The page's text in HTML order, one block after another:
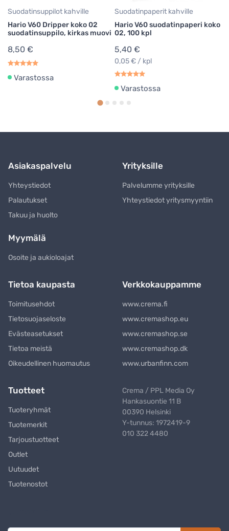
Suodatinsuppilot kahville
Hario V60 Dripper koko 02
suodatinsuppilo, kirkas muovi
8,50 €
Varastossa
Suodatinpaperit kahville
Hario V60 suodatinpaperi koko
02, 100 kpl
5,40 €
0,05 € / kpl
Varastossa
Asiakaspalvelu
Yhteystiedot
Palautukset
Takuu ja huolto
Yrityksille
Palvelumme yrityksille
Yhteystiedot yritysmyyntiin
Myymälä
Osoite ja aukioloajat
Tietoa kaupasta
Toimitusehdot
Tietosuojaseloste
Evästeasetukset
Tietoa meistä
Oikeudellinen huomautus
Verkkokauppamme
www.crema.fi
www.cremashop.eu
www.cremashop.se
www.cremashop.dk
www.urbanfinn.com
Tuotteet
Tuoteryhmät
Tuotemerkit
Tarjoustuotteet
Outlet
Uutuudet
Tuotenostot
Crema / PPL Media Oy
Hankasuontie 11 B
00390 Helsinki
Y-tunnus: 1972419-9
010 322 4480